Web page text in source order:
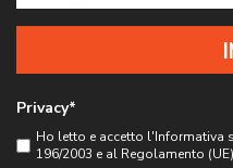
Privacy*
Ho letto e accetto l'Informativa
196/2003 e al Regolamento